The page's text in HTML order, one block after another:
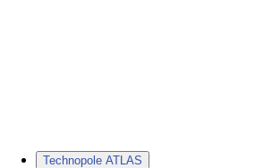
Technopole ATLAS